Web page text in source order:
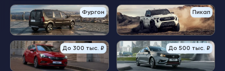
Фургон Пикап
До 300 тыс. ₽ До 500 тыс. ₽